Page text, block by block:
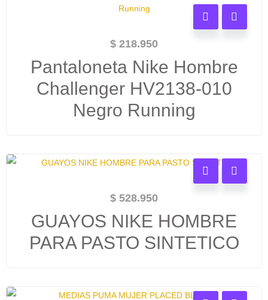
$ 218.950
Pantaloneta Nike Hombre
Challenger HV2138-010
Negro Running
$ 528.950
GUAYOS NIKE HOMBRE
PARA PASTO SINTETICO